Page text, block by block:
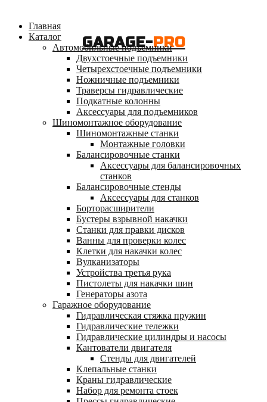
GARAGE-PRO
Главная
Каталог
Автомобильные подъемники
Двухстоечные подъемники
Четырехстоечные подъемники
Ножничные подъемники
Траверсы гидравлические
Подкатные колонны
Аксессуары для подъемников
Шиномонтажное оборудование
Шиномонтажные станки
Монтажные головки
Балансировочные станки
Аксессуары для балансировочных
станков
Балансировочные стенды
Аксессуары для станков
Борторасширители
Бустеры взрывной накачки
Станки для правки дисков
Ванны для проверки колес
Клетки для накачки колес
Вулканизаторы
Устройства третья рука
Пистолеты для накачки шин
Генераторы азота
Гаражное оборудование
Гидравлическая стяжка пружин
Гидравлические тележки
Гидравлические цилиндры и насосы
Кантователи двигателя
Стенды для двигателей
Клепальные станки
Краны гидравлические
Набор для ремонта стоек